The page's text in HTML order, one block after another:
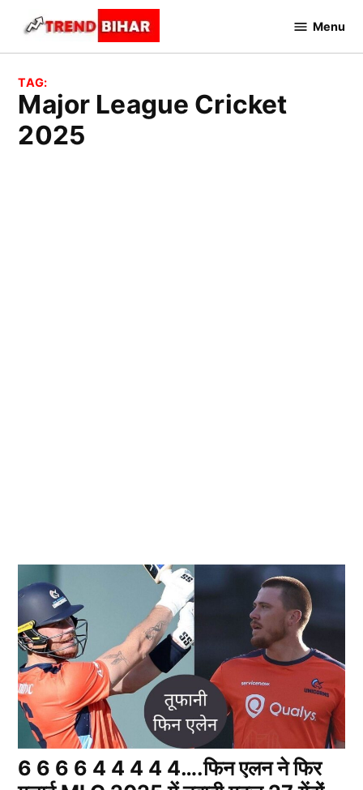
content
Bihar
Menu
TAG:
Major League Cricket
2025
6 6 6 6 4 4 4 4 4….फिन एलन ने फिर